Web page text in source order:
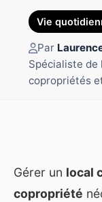
Vie
Par
Spécialiste de
copropriétés
Gérer un local
copropriété